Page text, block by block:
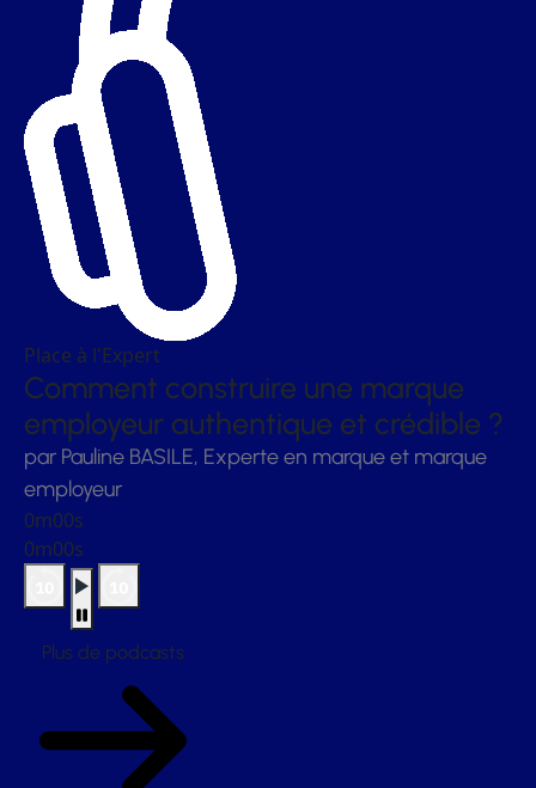
Place à l'Expert
Comment construire une marque
employeur authentique et crédible ?
par Pauline BASILE, Experte en marque et marque
employeur
0m00s
0m00s
Plus de podcasts